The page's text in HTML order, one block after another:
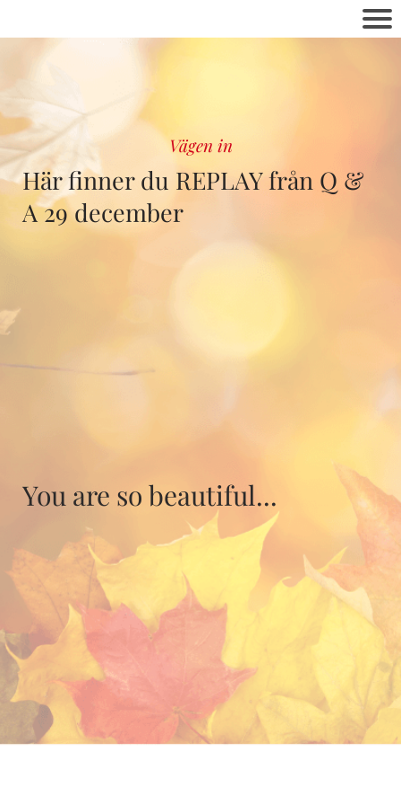
Vägen in
Här finner du REPLAY från Q &
A 29 december
You are so beautiful...